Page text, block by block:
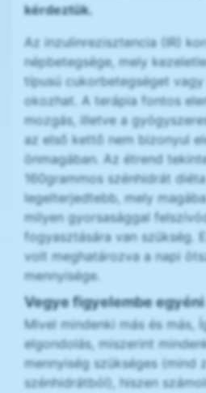
kérdeztük.
Az inzulinrezisztencia (IR)
népbetegsége, mely
típusú cukorbetegséget
okozhat. A terápia fontos
mozgás, illetve a
az első kettő nem bizonyul
önmagában. Az étrend
160grammos szénhidrát
legelterjedtebb, mely
milyen gyorsasággal
fogyasztására van szükség.
volt meghatározva a napi
mennyisége.
Vegye figyelembe
Mivel mindenki más és más,
elgondolás, miszerint
mennyiség szükséges (mind
szénhidrátból), hiszen